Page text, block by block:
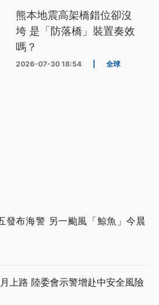
熊本地震高架橋錯位卻沒
垮 是「防落橋」裝置奏效
嗎？
2026-07-30 18:54 全球
發布海警 另一颱風「鯨魚」今晨
上路 陸委會示警增赴中安全風險